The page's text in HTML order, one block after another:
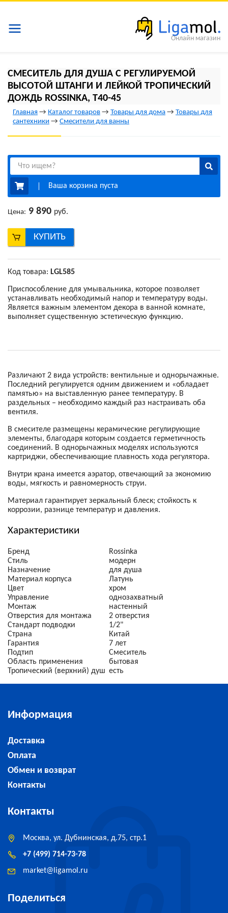
СМЕСИТЕЛЬ ДЛЯ ДУША С РЕГУЛИРУЕМОЙ
ВЫСОТОЙ ШТАНГИ И ЛЕЙКОЙ ТРОПИЧЕСКИЙ
ДОЖДЬ ROSSINKA, T40-45
Главная → Каталог товаров → Товары для дома → Товары для
сантехники → Смесители для ванны
Ваша корзина пуста
Цена: 9 890 руб.
КУПИТЬ
Код товара: LGL585
Приспособление для умывальника, которое позволяет
устанавливать необходимый напор и температуру воды.
Является важным элементом декора в ванной комнате,
выполняет существенную эстетическую функцию.
Различают 2 вида устройств: вентильные и однорычажные.
Последний регулируется одним движением и «обладает
памятью» на выставленную ранее температуру. В
раздельных – необходимо каждый раз настраивать оба
вентиля.
В смесителе размещены керамические регулирующие
элементы, благодаря которым создается герметичность
соединений. В однорычажных моделях используются
картриджи, обеспечивающие плавность хода регулятора.
Внутри крана имеется аэратор, отвечающий за экономию
воды, мягкость и равномерность струи.
Материал гарантирует зеркальный блеск; стойкость к
коррозии, разнице температур и давления.
Характеристики
Бренд
Rossinka
Стиль
модерн
Назначение
для душа
Материал корпуса
Латунь
Цвет
хром
Управление
однозахватный
Монтаж
настенный
Отверстия для монтажа
2 отверстия
Стандарт подводки
1/2"
Страна
Китай
Гарантия
7 лет
Подтип
Смеситель
Область применения
бытовая
Тропический (верхний) душ есть
Информация
Доставка
Оплата
Обмен и возврат
Контакты
Поделиться
Контакты
Москва, ул. Дубнинская, д.75, стр.1
+7 (499) 714-73-78
market@ ligamol.ru
Онлайн магазин